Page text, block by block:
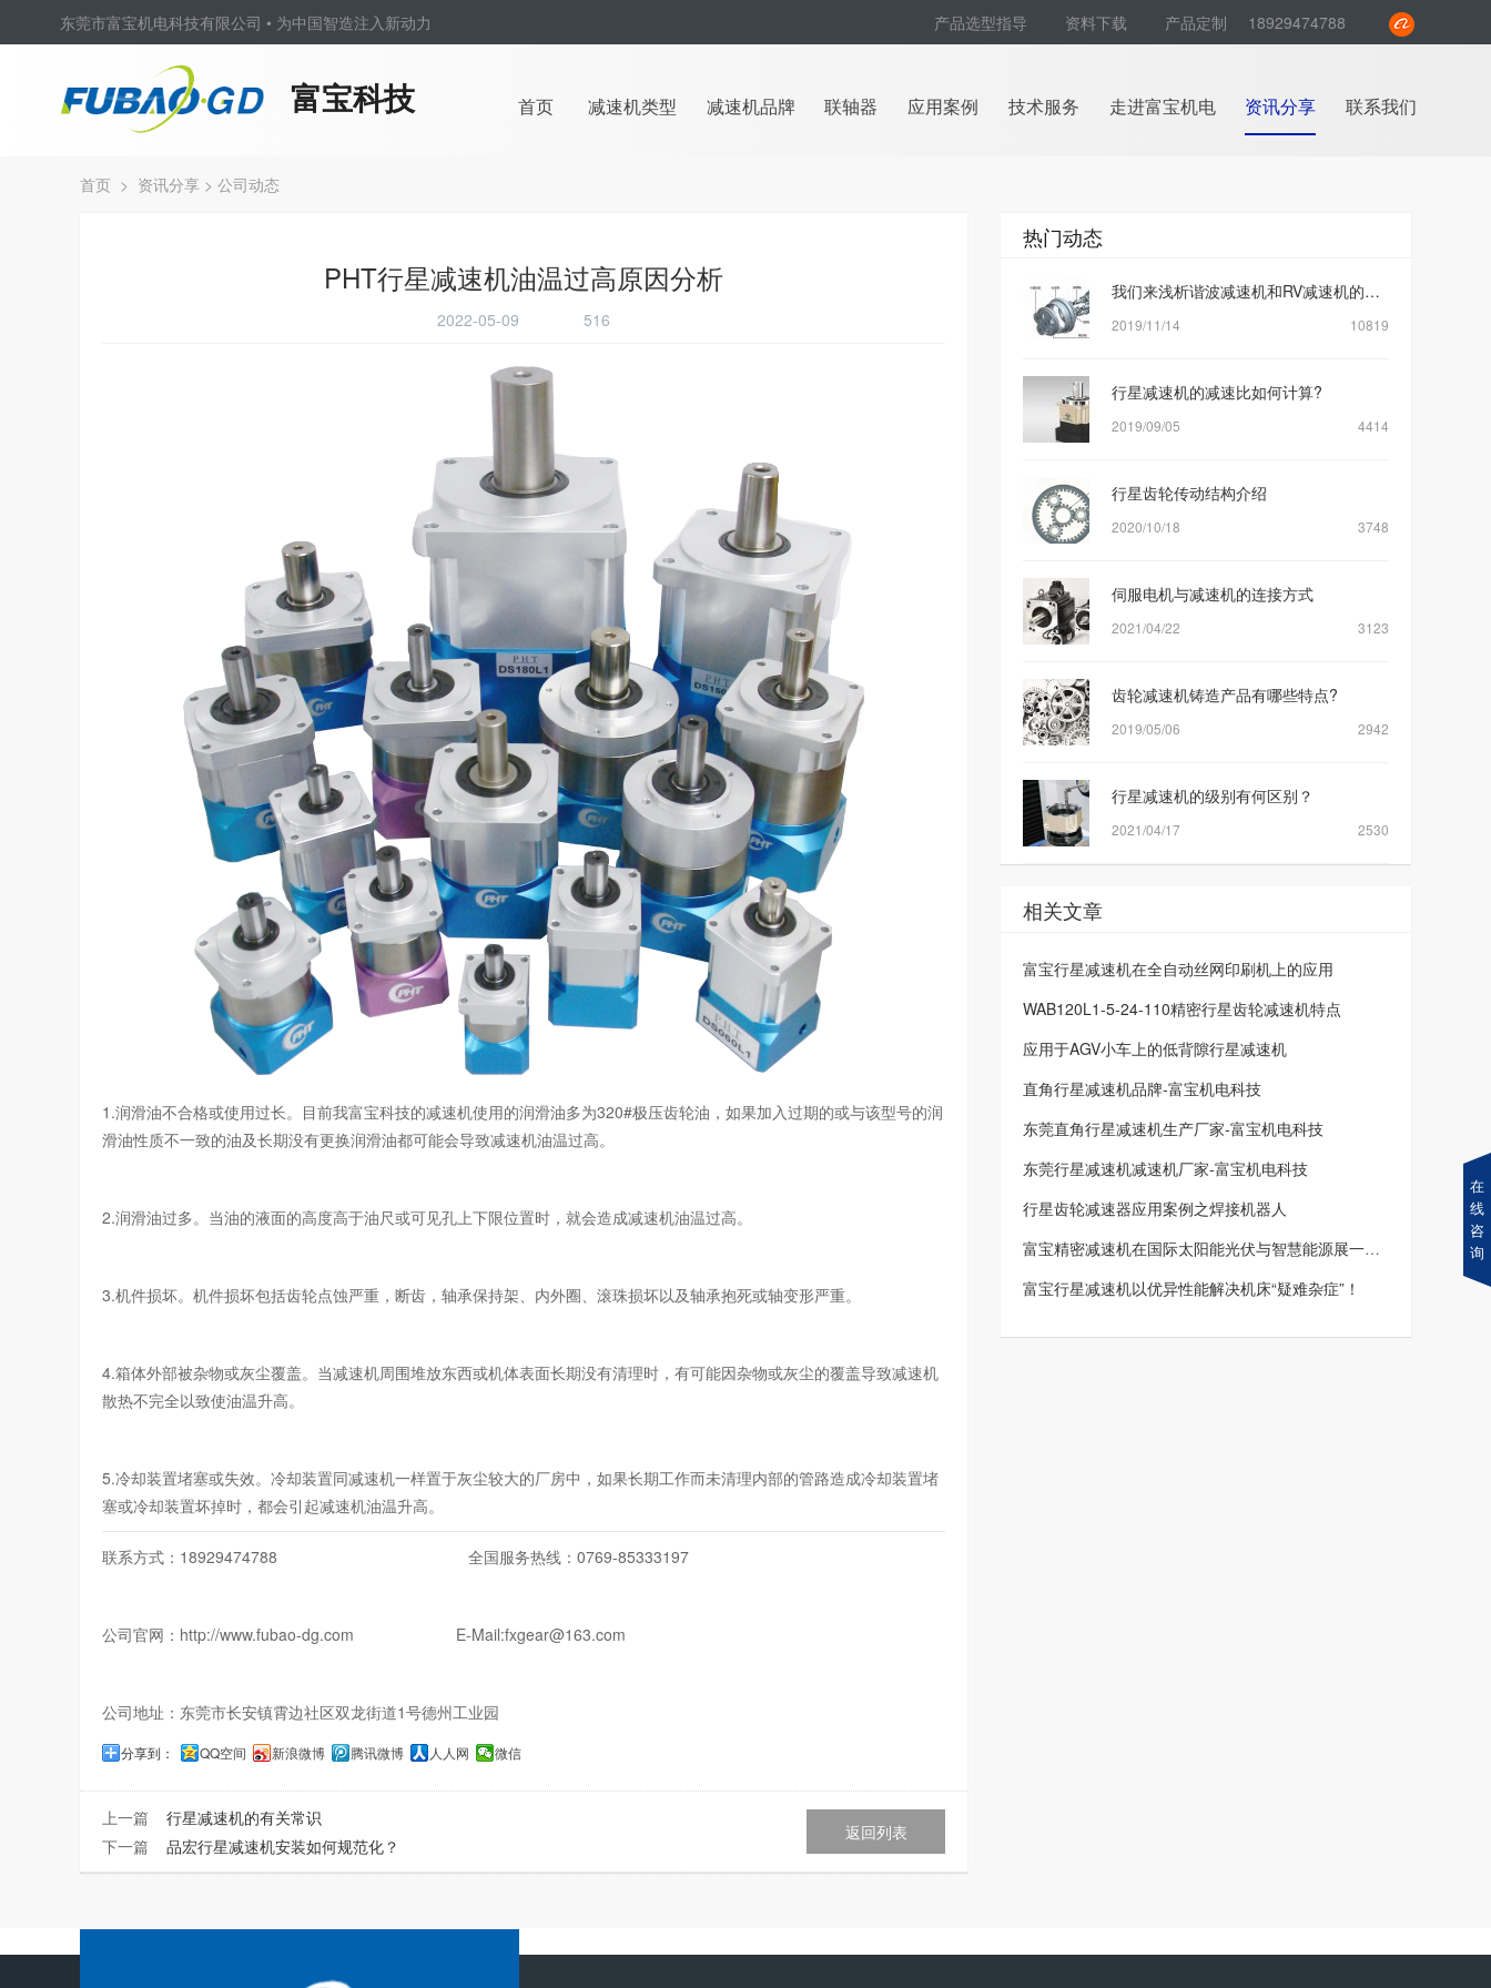
东莞市富宝机电科技有限公司 • 为中国智造注入新动力 产品选型指导 资料下载 产品定制 18929474788
富宝科技 首页 减速机类型 减速机品牌 联轴器 应用案例 技术服务 走进富宝机电 资讯分享 联系我们
首页 > 资讯分享 > 公司动态
PHT行星减速机油温过高原因分析
2022-05-09 516
1.润滑油不合格或使用过长。目前我富宝科技的减速机使用的润滑油多为320#极压齿轮油，如果加入过期的或与该型号的润
滑油性质不一致的油及长期没有更换润滑油都可能会导致减速机油温过高。
2.润滑油过多。当油的液面的高度高于油尺或可见孔上下限位置时，就会造成减速机油温过高。
3.机件损坏。机件损坏包括齿轮点蚀严重，断齿，轴承保持架、内外圈、滚珠损坏以及轴承抱死或轴变形严重。
4.箱体外部被杂物或灰尘覆盖。当减速机周围堆放东西或机体表面长期没有清理时，有可能因杂物或灰尘的覆盖导致减速机
散热不完全以致使油温升高。
5.冷却装置堵塞或失效。冷却装置同减速机一样置于灰尘较大的厂房中，如果长期工作而未清理内部的管路造成冷却装置堵
塞或冷却装置坏掉时，都会引起减速机油温升高。
联系方式：18929474788 全国服务热线：0769-85333197
公司官网：http://www.fubao-dg.com E-Mail:fxgear@163.com
公司地址：东莞市长安镇霄边社区双龙街道1号德州工业园
分享到： QQ空间 新浪微博 腾讯微博 人人网 微信
返回列表
上一篇 行星减速机的有关常识
下一篇 品宏行星减速机安装如何规范化？
热门动态
我们来浅析谐波减速机和RV减速机的区别是什么？
2019/11/14 10819
行星减速机的减速比如何计算?
2019/09/05 4414
行星齿轮传动结构介绍
2020/10/18 3748
伺服电机与减速机的连接方式
2021/04/22 3123
齿轮减速机铸造产品有哪些特点?
2019/05/06 2942
行星减速机的级别有何区别？
2021/04/17 2530
相关文章
富宝行星减速机在全自动丝网印刷机上的应用
WAB120L1-5-24-110精密行星齿轮减速机特点
应用于AGV小车上的低背隙行星减速机
直角行星减速机品牌-富宝机电科技
东莞直角行星减速机生产厂家-富宝机电科技
东莞行星减速机减速机厂家-富宝机电科技
行星齿轮减速器应用案例之焊接机器人
富宝精密减速机在国际太阳能光伏与智慧能源展一展实力
富宝行星减速机以优异性能解决机床“疑难杂症”！
在
线
咨
询